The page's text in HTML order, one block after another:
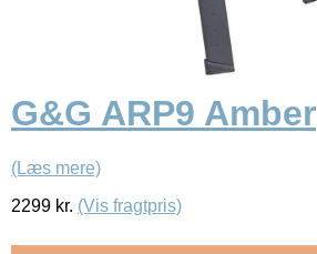
G&G ARP9 Amber
(Læs mere)
2299 kr. (Vis fragtpris)